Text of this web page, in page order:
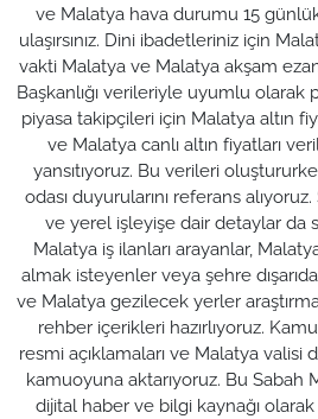
ve Malatya hava durumu 15
ulaşırsınız. Dini ibadetleriniz için
vakti Malatya ve Malatya akşam
Başkanlığı verileriyle uyumlu olarak
piyasa takipçileri için Malatya altın
ve Malatya canlı altın fiyatları
yansıtıyoruz. Bu verileri
odası duyurularını referans
ve yerel işleyişe dair detaylar da
Malatya iş ilanları arayanlar,
almak isteyenler veya şehre
ve Malatya gezilecek yerler
rehber içerikleri hazırlıyoruz.
resmi açıklamaları ve Malatya valisi
kamuoyuna aktarıyoruz. Bu Sabah
dijital haber ve bilgi kaynağı olarak